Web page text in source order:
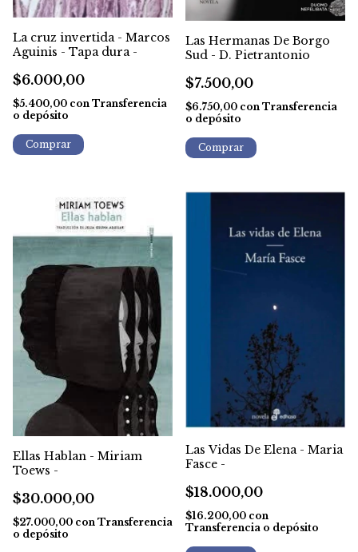
La cruz invertida - Marcos
Aguinis - Tapa dura -
$6.000,00
$5.400,00 con Transferencia
o depósito
Las Hermanas De Borgo
Sud - D. Pietrantonio
$7.500,00
$6.750,00 con Transferencia
o depósito
Ellas Hablan - Miriam
Toews -
$30.000,00
$27.000,00 con Transferencia
o depósito
Las Vidas De Elena - Maria
Fasce -
$18.000,00
$16.200,00 con
Transferencia o depósito